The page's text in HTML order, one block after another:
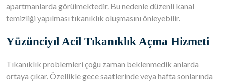
apartmanlarda görülmektedir. Bu nedenle düzenli kanal
temizliği yapılması tıkanıklık oluşmasını önleyebilir.
Yüzünciyıl Acil Tıkanıklık Açma Hizmeti
Tıkanıklık problemleri çoğu zaman beklenmedik anlarda
ortaya çıkar. Özellikle gece saatlerinde veya hafta sonlarında